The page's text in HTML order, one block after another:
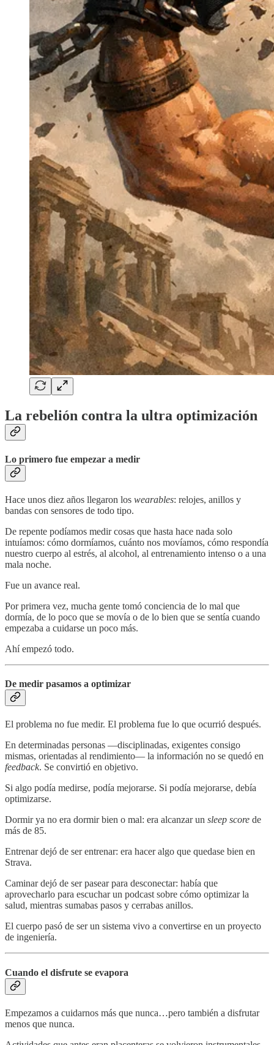
La rebelión contra la ultra optimización
Lo primero fue empezar a medir
Hace unos diez años llegaron los wearables: relojes, anillos y
bandas con sensores de todo tipo.
De repente podíamos medir cosas que hasta hace nada solo
intuíamos: cómo dormíamos, cuánto nos movíamos, cómo respondía
nuestro cuerpo al estrés, al alcohol, al entrenamiento intenso o a una
mala noche.
Fue un avance real.
Por primera vez, mucha gente tomó conciencia de lo mal que
dormía, de lo poco que se movía o de lo bien que se sentía cuando
empezaba a cuidarse un poco más.
Ahí empezó todo.
De medir pasamos a optimizar
El problema no fue medir. El problema fue lo que ocurrió después.
En determinadas personas —disciplinadas, exigentes consigo
mismas, orientadas al rendimiento— la información no se quedó en
feedback. Se convirtió en objetivo.
Si algo podía medirse, podía mejorarse. Si podía mejorarse, debía
optimizarse.
Dormir ya no era dormir bien o mal: era alcanzar un sleep score de
más de 85.
Entrenar dejó de ser entrenar: era hacer algo que quedase bien en
Strava.
Caminar dejó de ser pasear para desconectar: había que
aprovecharlo para escuchar un podcast sobre cómo optimizar la
salud, mientras sumabas pasos y cerrabas anillos.
El cuerpo pasó de ser un sistema vivo a convertirse en un proyecto
de ingeniería.
Cuando el disfrute se evapora
Empezamos a cuidarnos más que nunca…pero también a disfrutar
menos que nunca.